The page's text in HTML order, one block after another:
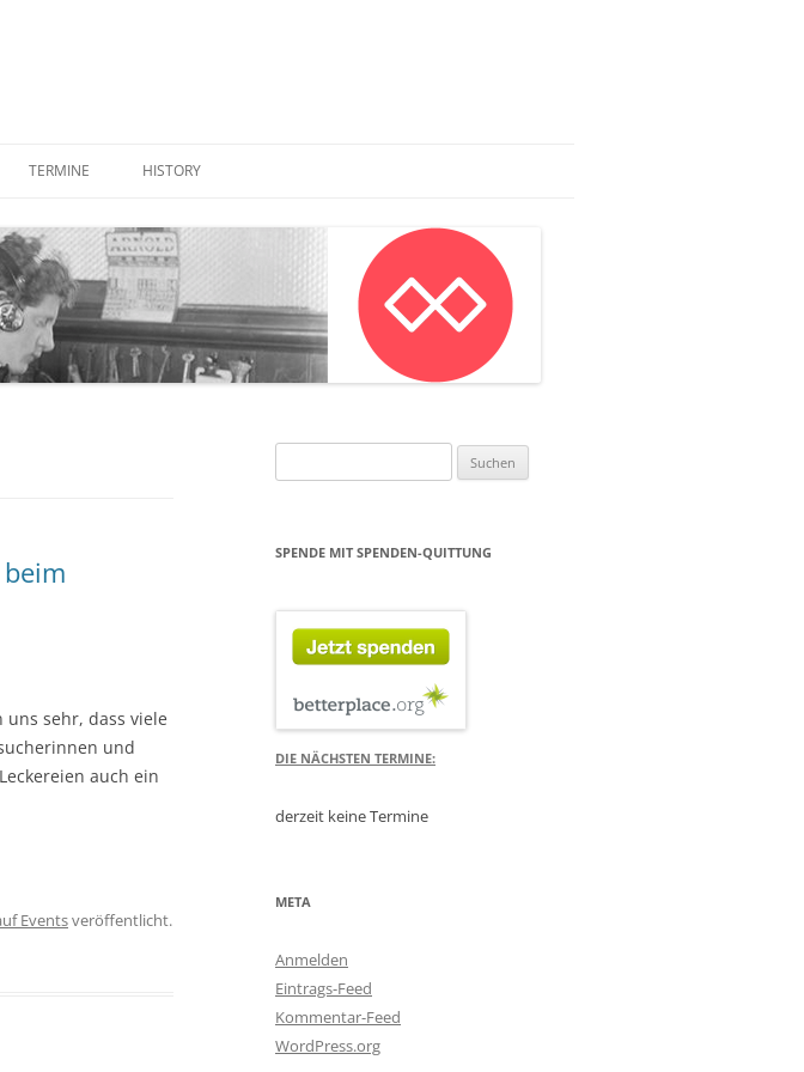
TERMINE HISTORY
IM FERNSEHEN
STADTRATS-ANTRAG:
KOSTENFREIES WLAN IN MAINZ
sehr, dass viele
und
auch ein
Eventsveröffentlicht.
nach:
SPENDE MIT SPENDEN-QUITTUNG
DIE NÄCHSTEN TERMINE:
derzeit keine Termine
META
Anmelden
Eintrags-Feed
Kommentar-Feed
WordPress.org